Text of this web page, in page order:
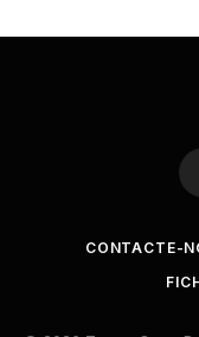
CONTACTE-